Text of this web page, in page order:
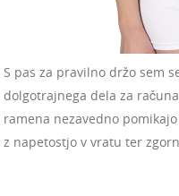
S pas za pravilno držo sem
dolgotrajnega dela za
ramena nezavedno
z napetostjo v vratu ter